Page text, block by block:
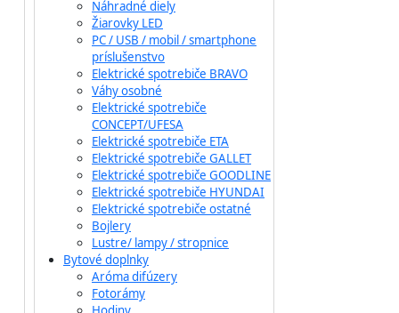
Náhradné diely
Žiarovky LED
PC / USB / mobil / smartphone
príslušenstvo
Elektrické spotrebiče BRAVO
Váhy osobné
Elektrické spotrebiče
CONCEPT/UFESA
Elektrické spotrebiče ETA
Elektrické spotrebiče GALLET
Elektrické spotrebiče GOODLINE
Elektrické spotrebiče HYUNDAI
Elektrické spotrebiče ostatné
Bojlery
Lustre/ lampy / stropnice
Bytové doplnky
Aróma difúzery
Fotorámy